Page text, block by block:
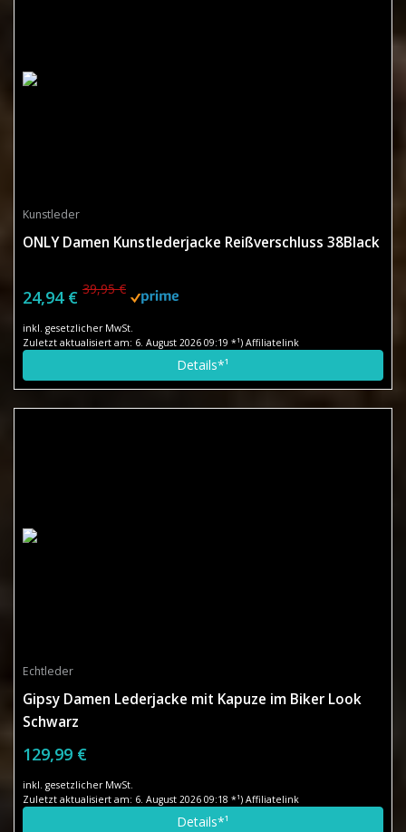
Kunstleder
ONLY Damen Kunstlederjacke Reißverschluss 38Black
24,94 € 39,95 €
inkl. gesetzlicher MwSt.
Zuletzt aktualisiert am: 6. August 2026 09:19 *¹) Affiliatelink
Details*¹
Echtleder
Gipsy Damen Lederjacke mit Kapuze im Biker Look
Schwarz
129,99 €
inkl. gesetzlicher MwSt.
Zuletzt aktualisiert am: 6. August 2026 09:18 *¹) Affiliatelink
Details*¹